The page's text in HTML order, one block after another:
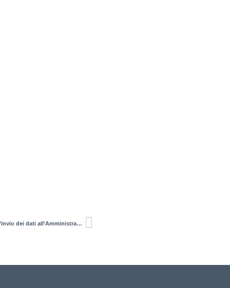
PROFESSIONI SANITARIE Ampliata la platea dei soggetti tenuti all’invio dei dati all’Amministrazione finanziaria per la dichiarazione precompilata